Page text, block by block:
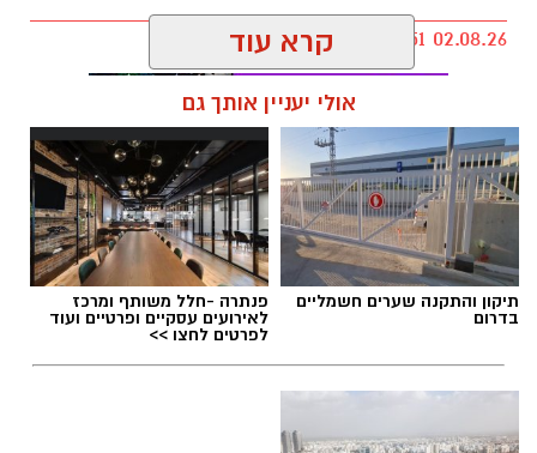
kolness1@gmail.com / 18:51 02.08.26
תגים:חטיבות ביניים נס ציונה, חינוך פיננסי
קרא עוד
אולי יעניין אותך גם
תיקון והתקנה שערים חשמליים
בדרום
פנתרה -חלל משותף ומרכז
לאירועים עסקיים ופרטיים ועוד
לפרטים לחצו >>